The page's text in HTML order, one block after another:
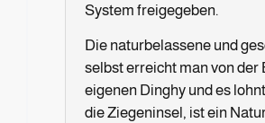
System freigegeben.
Die naturbelassene und
selbst erreicht man von der
eigenen Dinghy und es
die Ziegeninsel, ist ein